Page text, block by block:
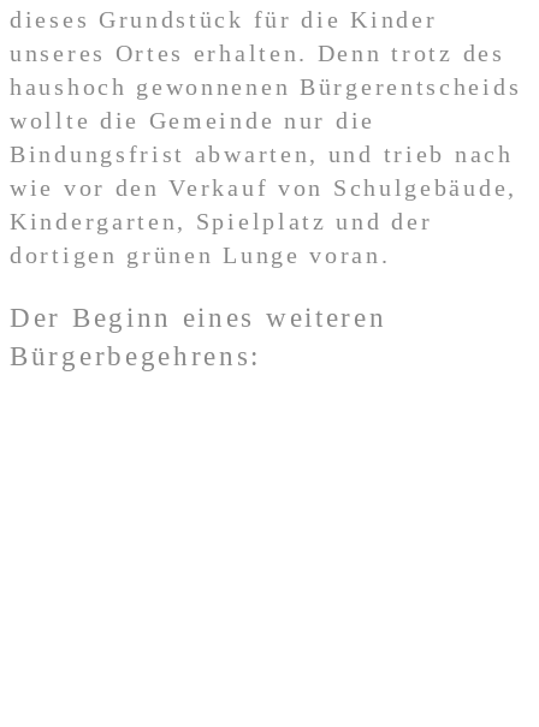
dieses Grundstück für die Kinder
unseres Ortes erhalten. Denn trotz des
haushoch gewonnenen Bürgerentscheids
wollte die Gemeinde nur die
Bindungsfrist abwarten, und trieb nach
wie vor den Verkauf von Schulgebäude,
Kindergarten, Spielplatz und der
dortigen grünen Lunge voran.
Der Beginn eines weiteren
Bürgerbegehrens: